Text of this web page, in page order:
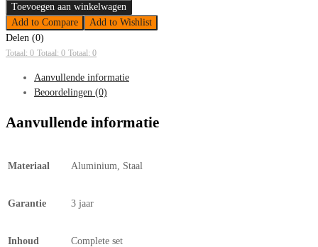
Toevoegen aan winkelwagen
Add to Compare
Add to Wishlist
Delen (0)
Totaal: 0 Totaal: 0 Totaal: 0
Aanvullende informatie
Beoordelingen (0)
Aanvullende informatie
Materiaal Aluminium, Staal
Garantie 3 jaar
Inhoud Complete set